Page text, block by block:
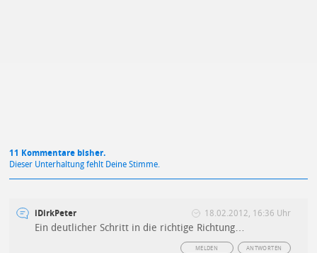
11 Kommentare bisher.
Dieser Unterhaltung fehlt Deine Stimme.
iDirkPeter 18.02.2012, 16:36 Uhr
Ein deutlicher Schritt in die richtige Richtung…
ANTWORTEN
MELDEN